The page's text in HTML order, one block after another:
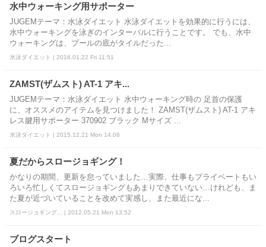
水中ウォーキング用サポーター
JUGEMテーマ：水泳ダイエット 水泳ダイエットを効果的に行うには、
水中ウォーキングを泳ぎのインターバルに行うことです。 でも、水中
ウォーキングは、プールの底がタイルだった...
水泳ダイエット | 2016.01.22 Fri 11:51
ZAMST(ザムスト) AT-1 アキ...
JUGEMテーマ：水泳ダイエット 水中ウォーキング時の 足首の保護
に、オススメのアイテムを見つけました！ ZAMST(ザムスト) AT-1 アキ
レス腱用サポーター 370902 ブラック Mサイズ ...
水泳ダイエット | 2015.12.21 Mon 14:06
夏だからスロージョギング！
かなりの期間、更新を怠っていました…実際、仕事もプライベートもい
ろいろ忙しくてスロージョギングもあまりできていない…けれども、ま
た夏が近づいていることを改めて実感し、また最近にな...
スロージョギング... | 2012.05.21 Mon 13:52
ブログスタート